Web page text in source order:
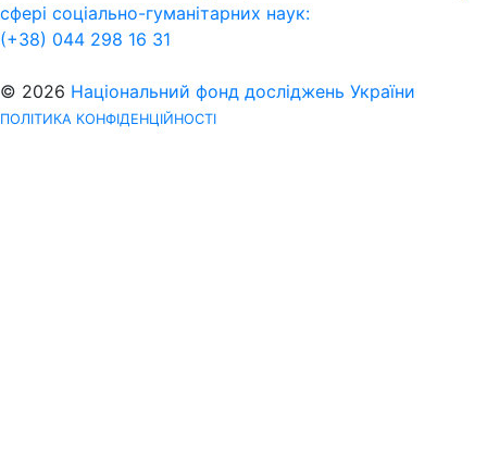
сфері соціально-гуманітарних наук:
(+38) 044 298 16 31
© 2026 Національний фонд досліджень України
ПОЛІТИКА КОНФІДЕНЦІЙНОСТІ